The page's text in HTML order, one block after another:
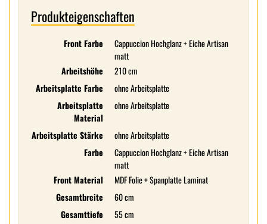
Produkteigenschaften
Front Farbe
Cappuccion Hochglanz + Eiche Artisan
matt
Arbeitshöhe
210 cm
Arbeitsplatte Farbe
ohne Arbeitsplatte
Arbeitsplatte
Material
ohne Arbeitsplatte
Arbeitsplatte Stärke
ohne Arbeitsplatte
Farbe
Cappuccion Hochglanz + Eiche Artisan
matt
Front Material
MDF Folie + Spanplatte Laminat
Gesamtbreite
60 cm
Gesamttiefe
55 cm